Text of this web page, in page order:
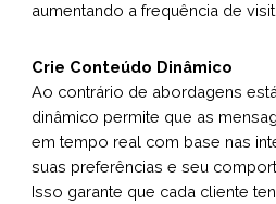
aumentando a frequência de
Crie Conteúdo Dinâmico
Ao contrário de abordagens
dinâmico permite que as
em tempo real com base nas
suas preferências e seu
Isso garante que cada cliente